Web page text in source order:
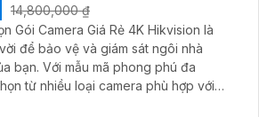
14,800,000 ₫
Gói Camera Giá Rẻ 4K Hikvision là
để bảo vệ và giám sát ngôi nhà
phú đa
từ nhiều loại camera phù hợp với